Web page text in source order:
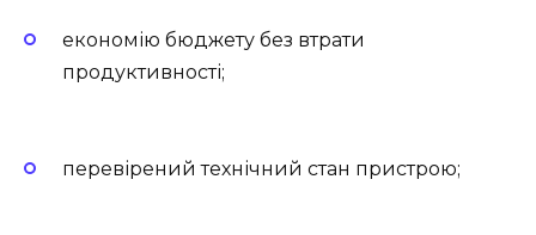
економію бюджету без втрати
продуктивності;
перевірений технічний стан пристрою;